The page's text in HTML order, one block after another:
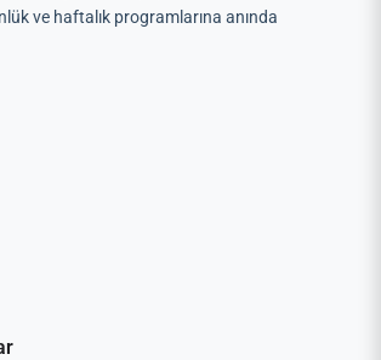
ve haftalık programlarına anında